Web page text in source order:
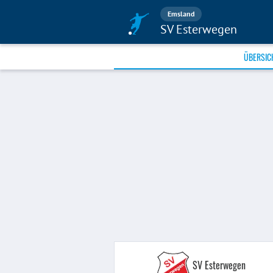
Emsland
SV Esterwegen
SV Esterwegen